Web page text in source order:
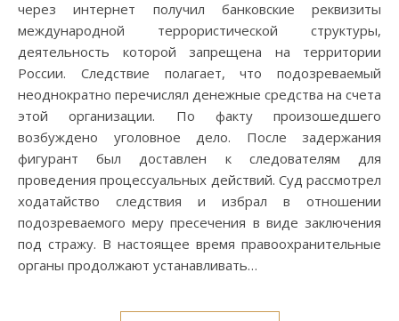
через интернет получил банковские реквизиты
международной террористической структуры,
деятельность которой запрещена на территории
России. Следствие полагает, что подозреваемый
неоднократно перечислял денежные средства на счета
этой организации. По факту произошедшего
возбуждено уголовное дело. После задержания
фигурант был доставлен к следователям для
проведения процессуальных действий. Суд рассмотрел
ходатайство следствия и избрал в отношении
подозреваемого меру пресечения в виде заключения
под стражу. В настоящее время правоохранительные
органы продолжают устанавливать…